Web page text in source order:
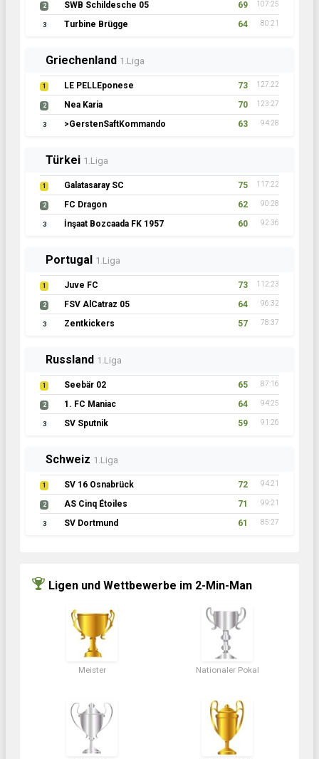
2 SWB Schildesche 05 69 107:25
3 Turbine Brügge 64 80:21
Griechenland 1.Liga
1 LE PELLEponese 73 127:22
2 Nea Karia 70 123:27
3 >GerstenSaftKommando 63 94:28
Türkei 1.Liga
1 Galatasaray SC 75 117:22
2 FC Dragon 62 90:28
3 İnşaat Bozcaada FK 1957 60 92:36
Portugal 1.Liga
1 Juve FC 73 112:23
2 FSV AlCatraz 05 64 96:32
3 Zentkickers 57 78:37
Russland 1.Liga
1 Seebär 02 65 87:16
2 1. FC Maniac 64 94:25
3 SV Sputnik 59 91:26
Schweiz 1.Liga
1 SV 16 Osnabrück 72 94:21
2 AS Cinq Étoiles 71 99:21
3 SV Dortmund 61 85:27
Ligen und Wettbewerbe im 2-Min-Man
Meister Nationaler Pokal